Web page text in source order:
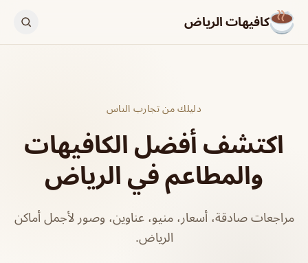
كافيهات الرياض
دليلك من تجارب الناس
اكتشف أفضل الكافيهات
والمطاعم في الرياض
مراجعات صادقة، أسعار، منيو، عناوين، وصور لأجمل أماكن
الرياض.